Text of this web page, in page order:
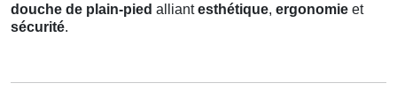
douche de plain-pied alliantesthétique, ergonomie et
sécurité.